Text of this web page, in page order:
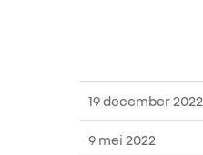
19 december 2022
9 mei 2022